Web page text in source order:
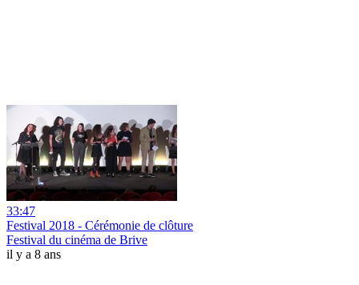
33:47
Festival 2018 - Cérémonie de clôture
Festival du cinéma de Brive
il y a 8 ans